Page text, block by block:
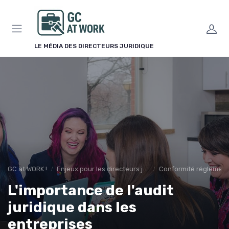
LE MÉDIA DES DIRECTEURS JURIDIQUE
GC at WORK ! Enjeux pour les directeurs juridiques Conformité
L'importance de l'audit
juridique dans les
entreprises